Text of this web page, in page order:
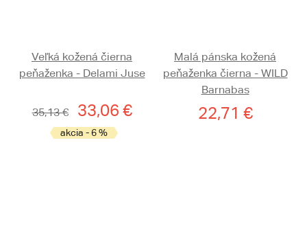
Veľká kožená čierna
peňaženka - Delami Juse
35,13 € 33,06 €
akcia - 6 %
Malá pánska kožená
peňaženka čierna - WILD
Barnabas
22,71 €